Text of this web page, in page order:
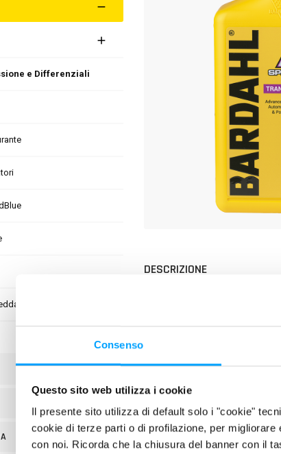
Consenso
Questo sito web utilizza i cookie
Il presente sito utilizza di default solo i "cookie"
cookie di terze parti o di profilazione, per
con noi. Ricorda che la chiusura del banner con il
e Differenziali
DESCRIZIONE
BARDAHL ATF SPEED D-III
idroguide di auto e veicoli
La speciale additivazione
deterioramento. Spiccate
efficienza del cambio sia
delle prestazioni di frizione,
rendimento della